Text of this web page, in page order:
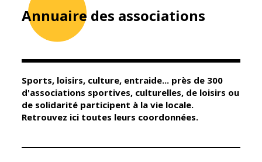
Contacts
Mairie
Élus
Municipal
Enfance et
éducation
Guichet unique
Annuaire des associations
Sports, loisirs, culture, entraide... près de 300
d'associations sportives, culturelles, de loisirs ou
de solidarité participent à la vie locale.
Retrouvez ici toutes leurs coordonnées.